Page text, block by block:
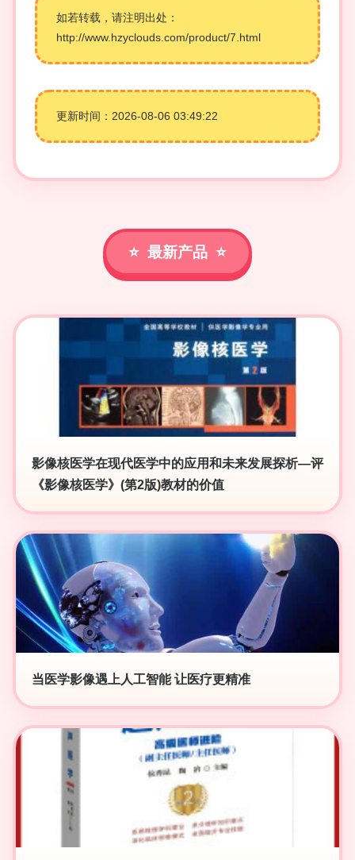
如若转载，请注明出处：
http://www.hzyclouds.com/product/7.html
更新时间：2026-08-06 03:49:22
最新产品
影像核医学在现代医学中的应用和未来发展探析—评
《影像核医学》(第2版)教材的价值
当医学影像遇上人工智能 让医疗更精准